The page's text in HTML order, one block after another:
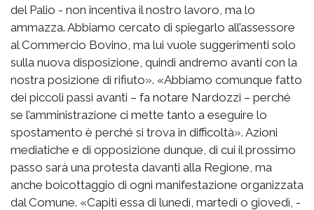
del Palio - non incentiva il nostro lavoro, ma lo
ammazza. Abbiamo cercato di spiegarlo all’assessore
al Commercio Bovino, ma lui vuole suggerimenti solo
sulla nuova disposizione, quindi andremo avanti con la
nostra posizione di rifiuto». «Abbiamo comunque fatto
dei piccoli passi avanti – fa notare Nardozzi – perché
se l’amministrazione ci mette tanto a eseguire lo
spostamento è perché si trova in difficoltà». Azioni
mediatiche e di opposizione dunque, di cui il prossimo
passo sarà una protesta davanti alla Regione, ma
anche boicottaggio di ogni manifestazione organizzata
dal Comune. «Capiti essa di lunedì, martedì o giovedì, -